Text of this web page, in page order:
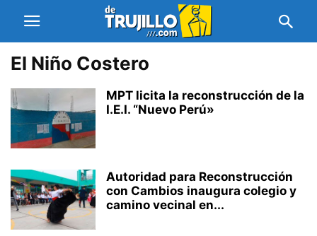
El Niño Costero
MPT licita la reconstrucción de la
I.E.I. “Nuevo Perú»
Autoridad para Reconstrucción
con Cambios inaugura colegio y
camino vecinal en...